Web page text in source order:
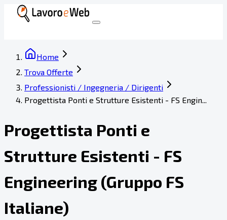
Home
Trova Offerte
Professionisti / Ingegneria / Dirigenti
Progettista Ponti e Strutture Esistenti - FS Engin...
Progettista Ponti e
Strutture Esistenti - FS
Engineering (Gruppo FS
Italiane)